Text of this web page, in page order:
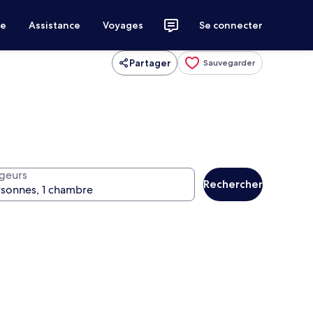
Assistance Voyages Se connecter
Partager Sauvegarder
Rechercher